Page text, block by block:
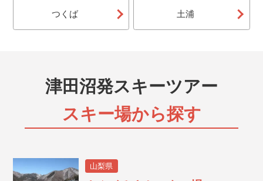
つくば 土浦
津田沼発スキーツアー
スキー場から探す
山梨県